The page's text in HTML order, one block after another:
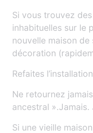
Si vous trouvez
inhabituelles sur le
nouvelle maison
décoration
Refaites
Ne retournez
ancestral ».Jamais.
Si une vieille